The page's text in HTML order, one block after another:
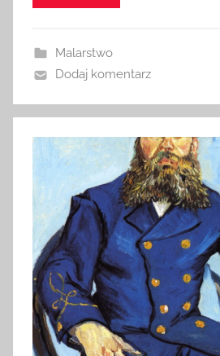
Malarstwo
Dodaj komentarz